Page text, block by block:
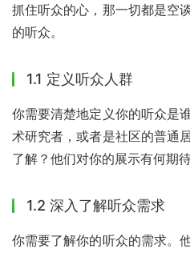
抓住听众的心，那一切都是空
的听众。
1.1 定义听众人群
你需要清楚地定义你的听众是
术研究者，或者是社区的普通
了解？他们对你的展示有何期
1.2 深入了解听众需求
你需要了解你的听众的需求。